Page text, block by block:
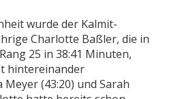
wurde der Kalmit-
Charlotte Baßler, die in
25 in 38:41 Minuten,
hintereinander
(43:20) und Sarah